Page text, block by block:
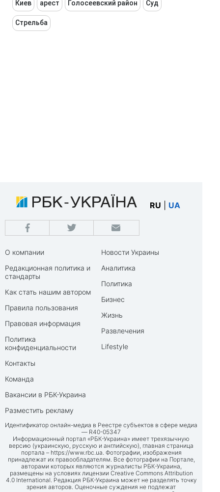
Киев арест Голосеевский район Суд
Стрельба
RU UA
О компании
Редакционная политика и
стандарты
Как стать нашим автором
Правила пользования
Правовая информация
Политика
конфиденциальности
Контакты
Команда
Вакансии в РБК-Украина
Разместить рекламу
Новости Украины
Аналитика
Политика
Бизнес
Жизнь
Развлечения
Lifestyle
Идентификатор онлайн-медиа в Реестре субъектов в сфере медиа
— R40-05347
Информационный портал «РБК-Украина» имеет трехязычную
версию (украинскую, русскую и английскую), главная страница
портала – https://www.rbc.ua. Фотографии, изображения
принадлежат их правообладателям. Все фотографии на Портале,
авторами которых являются журналисты РБК-Украина,
размещены на условиях лицензии Creative Commons Attribution
4.0 International. Редакция РБК-Украина может не разделять точку
зрения авторов. Оценочные суждения не подлежат